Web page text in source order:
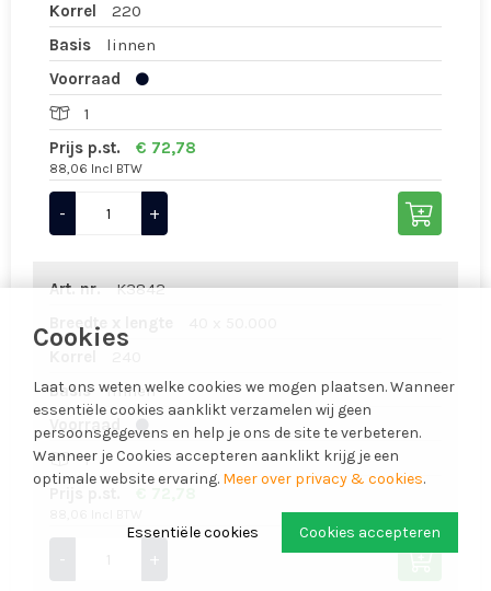
Cookies
Laat ons weten welke cookies we mogen plaatsen. Wanneer
essentiële cookies aanklikt verzamelen wij geen
persoonsgegevens en help je ons de site te verbeteren.
Wanneer je Cookies accepteren aanklikt krijg je een
optimale website ervaring. Meer over privacy & cookies.
Cookies accepteren
Essentiële cookies
Korrel
220
Basis
linnen
Voorraad
1
Prijs p.st.
€ 72,78
88,06 Incl BTW
- +
Art. nr.
K3842
Breedte x lengte
Basis linnen
Voorraad
1
- +